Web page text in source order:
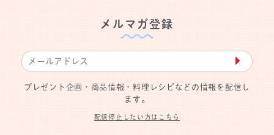
メルマガ登録
▶︎
プレゼント企画・商品情報・料理レシピなどの情報を配信し
ます。
配信停止したい方はこちら